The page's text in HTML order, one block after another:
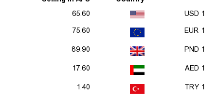
1 USD
65.60
1 EUR
75.60
1 PND
89.90
1 AED
17.60
1 TRY
1.40